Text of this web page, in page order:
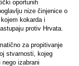
oportunih
nize činjenice o
kokarda i
protiv Hrvata.
za propitivanje
stvarnosti, kojeg
izabrani